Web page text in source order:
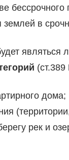
в
являться
дома;
рек и